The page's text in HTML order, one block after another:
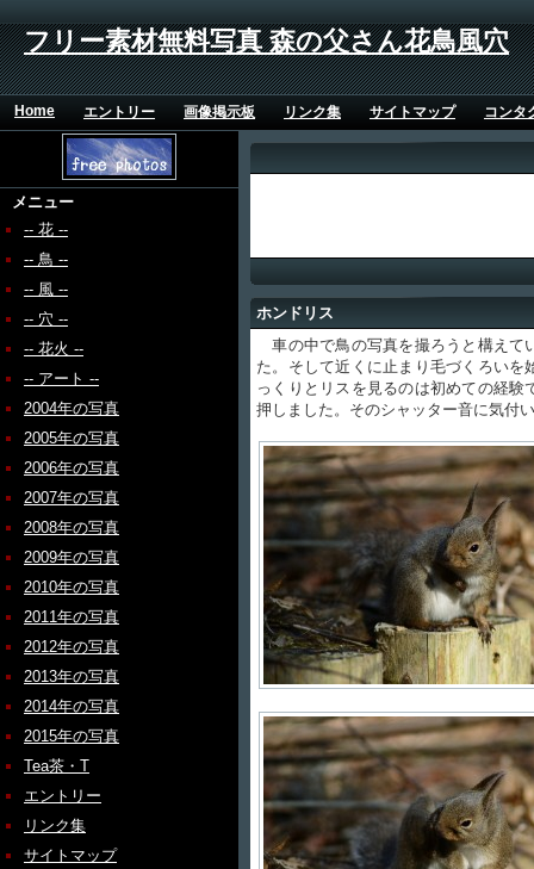
フリー素材無料写真 森の父さん花鳥風穴
Home エントリー 画像掲示板 リンク集 サイトマップ コンタ
メニュー
-- 花 --
-- 鳥 --
-- 風 --
-- 穴 --
-- 花火 --
-- アート --
2004年の写真
2005年の写真
2006年の写真
2007年の写真
2008年の写真
2009年の写真
2010年の写真
2011年の写真
2012年の写真
2013年の写真
2014年の写真
2015年の写真
Tea茶・T
エントリー
リンク集
サイトマップ
ホンドリス
車の中で鳥の写真を撮ろうと構えて
た。そして近くに止まり毛づくろい
っくりとリスを見るのは初めての経
押しました。そのシャッター音に気付